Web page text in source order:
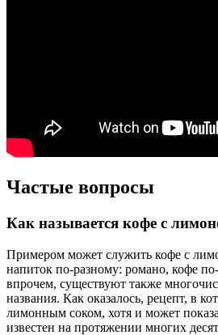
Частые вопросы
Как называется кофе с
Примером может служить кофе с
напиток по-разному: романо, кофе
впрочем, существуют также
названия. Как оказалось, рецепт, в
лимонным соком, хотя и может
известен на протяжении многих